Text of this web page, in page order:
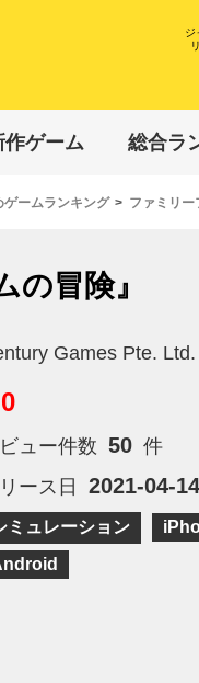
ジ
作ゲーム 総合ラ
ームランキング ファミリー
の冒険』
Games Pte. Ltd.
ュー件数 50 件
ース日
2021-04-14
ミュレーション